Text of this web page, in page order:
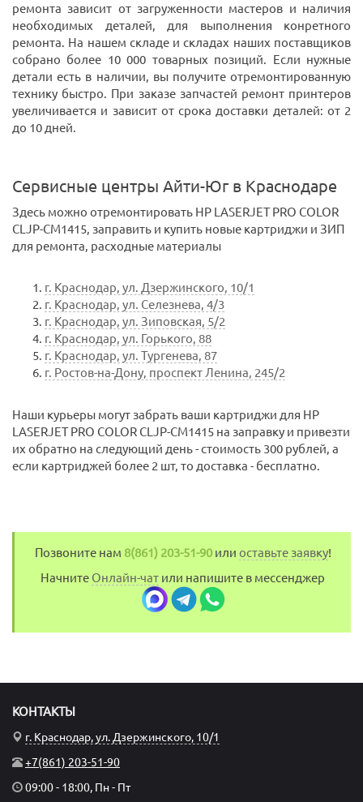
ремонта зависит от загруженности мастеров и наличия
необходимых деталей, для выполнения конретного
ремонта. На нашем складе и складах наших поставщиков
собрано более 10 000 товарных позиций. Если нужные
детали есть в наличии, вы получите отремонтированную
технику быстро. При заказе запчастей ремонт принтеров
увеличивается и зависит от срока доставки деталей: от 2
до 10 дней.
Сервисные центры Айти-Юг в Краснодаре
Здесь можно отремонтировать HP LASERJET PRO COLOR
CLJP-CM1415, заправить и купить новые картриджи и ЗИП
для ремонта, расходные материалы
г. Краснодар, ул. Дзержинского, 10/1
г. Краснодар, ул. Селезнева, 4/3
г. Краснодар, ул. Зиповская, 5/2
г. Краснодар, ул. Горького, 88
г. Краснодар, ул. Тургенева, 87
г. Ростов-на-Дону, проспект Ленина, 245/2
Наши курьеры могут забрать ваши картриджи для HP
LASERJET PRO COLOR CLJP-CM1415 на заправку и привезти
их обратно на следующий день - стоимость 300 рублей, а
если картриджей более 2 шт, то доставка - бесплатно.
Позвоните нам 8(861) 203-51-90или оставьте заявку!
Начните Онлайн-чат или напишите в мессенджер
КОНТАКТЫ
г. Краснодар, ул. Дзержинского, 10/1
+7(861) 203-51-90
09:00 - 18:00, Пн - Пт